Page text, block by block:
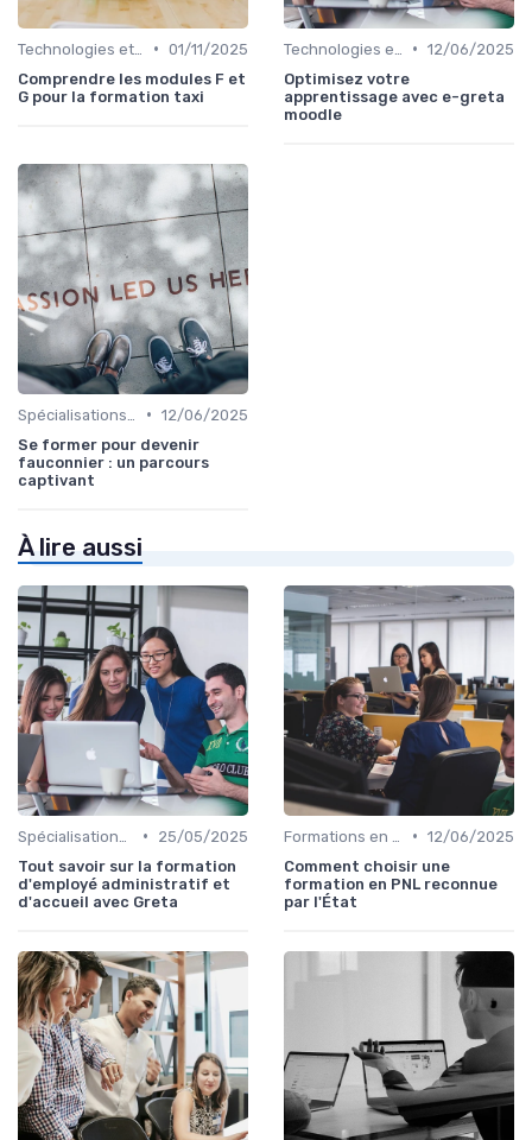
• 01/11/2025
Comprendre les modules F et
G pour la formation taxi
• 12/06/2025
Optimisez votre
apprentissage avec e-greta
moodle
• 12/06/2025
Se former pour devenir
fauconnier : un parcours
captivant
À lire aussi
•
25/05/2025
Tout savoir sur la formation
d'employé administratif et
d'accueil avec Greta
• 12/06/2025
Comment choisir une
formation en PNL reconnue
par l'État